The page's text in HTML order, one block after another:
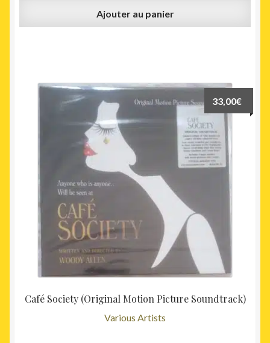
Ajouter au panier
Café Society (Original Motion Picture Soundtrack)
Various Artists
33,00€